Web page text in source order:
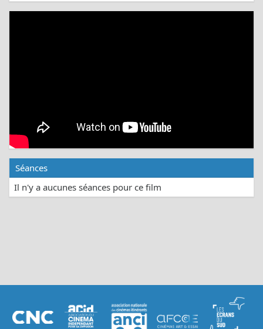
Séances
Il n'y a aucunes séances pour ce film